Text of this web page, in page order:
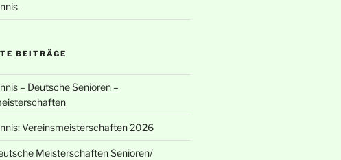
BEITRÄGE
– Deutsche Senioren –
Vereinsmeisterschaften 2026
Meisterschaften Senioren/